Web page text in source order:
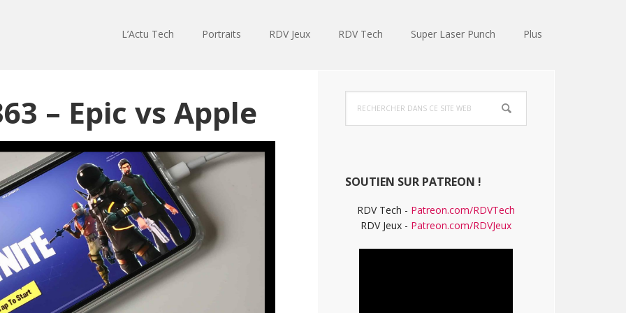
L’Actu Tech Portraits RDV Jeux RDV Tech Super Laser Punch Plus
– Epic vs Apple
Barre
latérale
dans
ce
SOUTIEN SUR PATREON !
RDV Tech - Patreon.com/RDVTech
RDV Jeux - Patreon.com/RDVJeux